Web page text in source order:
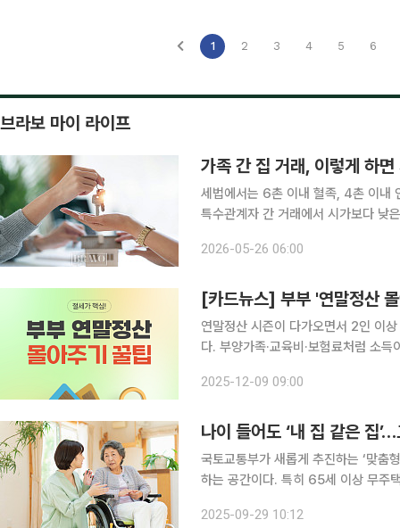
1 2 3 4 5 6
브라보 마이 라이프
가족 간 집 거래, 이렇게 하
세법에서는 6촌 이내 혈족, 4촌 이내
특수관계자 간 거래에서 시가보다 낮
가, 양수자에게는 취득세가 각각 과세
2026-05-26 06:00
[카드뉴스] 부부 '연말정산
연말정산 시즌이 다가오면서 2인 이
다. 부양가족·교육비·보험료처럼 소
특성에 맞춰 나누어 적용하는 것이 좋
2025-12-09 09:00
나이 들어도 ‘내 집 같은 집
국토교통부가 새롭게 추진하는 ‘맞춤
하는 공간이다. 특히 65세 이상 무주
2025-09-29 10:12